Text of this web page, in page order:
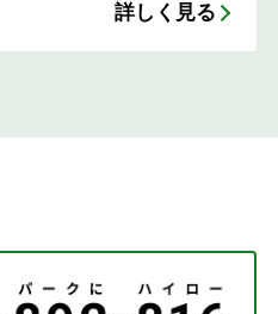
詳しく見る